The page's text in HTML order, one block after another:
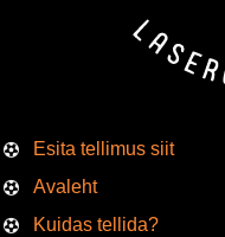
Esita tellimus siit
Avaleht
Kuidas tellida?